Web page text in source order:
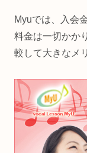
Myuでは、入会
料金は一切かか
較して大きなメ